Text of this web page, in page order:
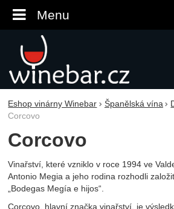
Menu
Eshop vinárny Winebar Španělská vína
Corcovo
Corcovo
Vinařství, které vzniklo v roce 1994 ve
Antonio Megia a jeho rodina rozhodli
„Bodegas Megía e hijos“.
Corcovo, hlavní značka vinařství, je